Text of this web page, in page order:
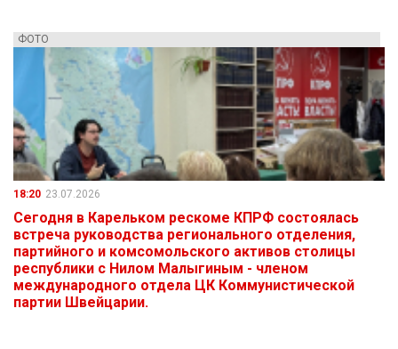
ФОТО
18:20 23.07.2026
Сегодня в Карельком рескоме КПРФ состоялась
встреча руководства регионального отделения,
партийного и комсомольского активов столицы
республики с Нилом Малыгиным - членом
международного отдела ЦК Коммунистической
партии Швейцарии.